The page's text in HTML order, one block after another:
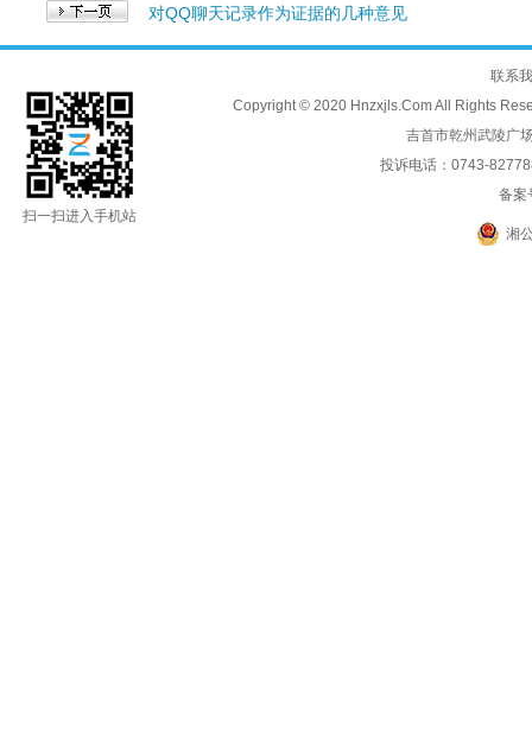
对QQ聊天记录作为证据的几种意见
扫一扫进入手机站
联系
Copyright © 2020 Hnzxjls.Com All Rights
吉首市乾州武陵广
投诉电话：0743-
备案
湘